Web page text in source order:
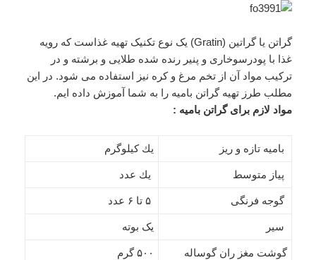
گراتن یا گراتین (Gratin) یک نوع تکنیک تهیه غذاست که رویه
غذا با پودرسوخاری و پنیر رنده شده طلایی و برشته و در
ترکیب مواد آن از تخم مرغ و کره نیز استفاده می شود. در این
مطلب طرز تهیه گراتن بامیه را به شما آموزش داده ایم.
مواد لازم برای گراتن بامیه :
بامیه تازه و ریز یك كیلوگرم
پیاز متوسط یك عدد
گوجه فرنگی ۵ تا ۶ عدد
سیر یک بوته
گوشت مغز ران گوساله ۵۰۰ گرم